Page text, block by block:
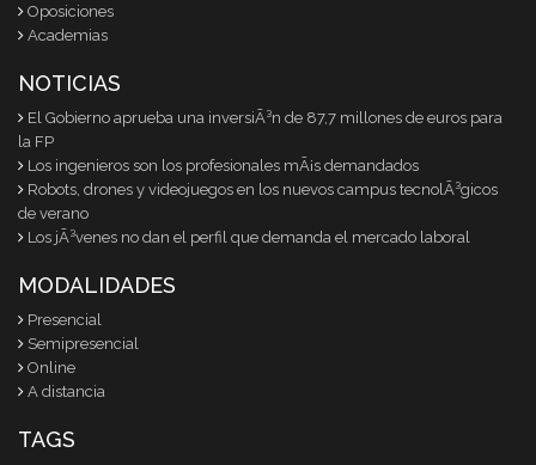
Oposiciones
Academias
NOTICIAS
El Gobierno aprueba una inversiÃ³n de 87,7 millones de euros para
la FP
Los ingenieros son los profesionales mÃ¡s demandados
Robots, drones y videojuegos en los nuevos campus tecnolÃ³gicos
de verano
Los jÃ³venes no dan el perfil que demanda el mercado laboral
MODALIDADES
Presencial
Semipresencial
Online
A distancia
TAGS